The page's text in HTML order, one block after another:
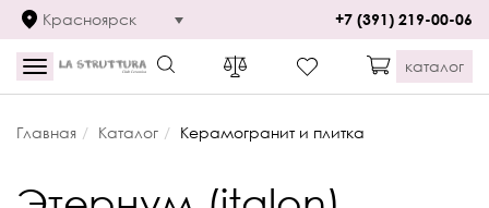
Красноярск +7 (391) 219-00-06
Toggle
navigation
каталог
Главная Каталог Керамогранит и плитка